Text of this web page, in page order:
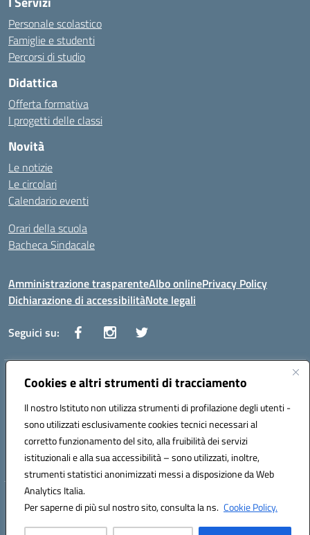
Cookies e altri strumenti di tracciamento
Il nostro Istituto non utilizza strumenti di profilazione degli utenti -
sono utilizzati esclusivamente cookies tecnici necessari al
corretto funzionamento del sito, alla fruibilità dei servizi
istituzionali e alla sua accessibilità – sono utilizzati, inoltre,
strumenti statistici anonimizzati messi a disposizione da Web
Analytics Italia.
Per saperne di più sul nostro sito, consulta la ns. Cookie Policy.
Personale scolastico
Famiglie e studenti
Percorsi di studio
Didattica
Offerta formativa
I progetti delle classi
Novità
Le notizie
Le circolari
Calendario eventi
Orari della scuola
Bacheca Sindacale
Amministrazione trasparenteAlbo onlinePrivacy Policy
Dichiarazione di accessibilitàNote legali
Seguici su:
Indirizzo:Via Vaccari n.5 e Via Falcone n.20 - 91025 Marsala
Posta elettronica certificata (PEC):tppm03000q@pec.istruzione.it
Codice fiscale: 82004490817
Codice meccanografico: TPPM03000Q
Hosting & Powered by 3D Solution S.r.l.
Concept & Design by Designers Italia